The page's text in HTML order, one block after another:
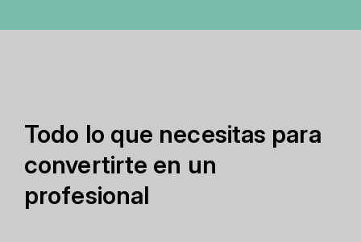
Todo lo que necesitas para
convertirte en un
profesional